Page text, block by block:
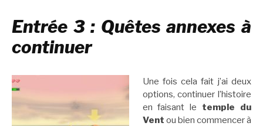
Entrée 3 : Quêtes annexes à
continuer
Une fois cela fait j’ai deux
options, continuer l’histoire
en faisant le temple du
Vent ou bien commencer à